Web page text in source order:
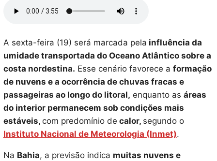
A sexta-feira (19) será marcada pela influência da
umidade transportada do Oceano Atlântico sobre a
costa nordestina. Esse cenário favorece a formação
de nuvens e a ocorrência de chuvas fracas e
passageiras ao longo do litoral, enquanto as áreas
do interior permanecem sob condições mais
estáveis, com predomínio de calor, segundo o
Instituto Nacional de Meteorologia (Inmet).
Na Bahia, a previsão indica muitas nuvens e